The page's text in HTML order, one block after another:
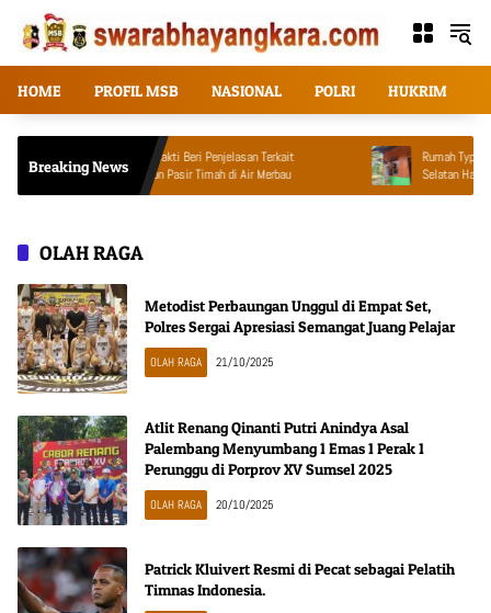
Langsung
konten
HOME PROFIL MSB NASIONAL POLRI HUKRIM
Breaking News
Asintel Satlap Tricakti Beri Penjelasan Terkait
Penanganan 53 Ton Pasir Timah di Air Merbau
Rumah Type 36 TMMD
Selatan Hampir
Tingkatkan
OLAH RAGA
Metodist Perbaungan Unggul di Empat Set,
Polres Sergai Apresiasi Semangat Juang Pelajar
OLAH RAGA 21/10/2025
Atlit Renang Qinanti Putri Anindya Asal
Palembang Menyumbang 1 Emas 1 Perak 1
Perunggu di Porprov XV Sumsel 2025
OLAH RAGA 20/10/2025
Patrick Kluivert Resmi di Pecat sebagai Pelatih
Timnas Indonesia.